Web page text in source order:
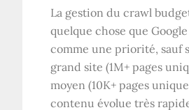
La gestion du crawl
quelque chose que
comme une priorité, sauf
grand site (1M+ pages
moyen (10K+ pages
contenu évolue très